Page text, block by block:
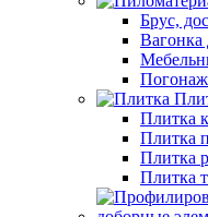
Брус,
Вагонка
Погонаж
Плитка
Плитка
Плитка
Плитка